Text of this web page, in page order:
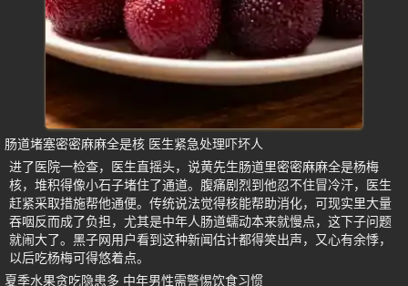
肠道堵塞密密麻麻全是核 医生紧急处理吓坏人
进了医院一检查，医生直摇头，说黄先生肠道里密密麻麻全是杨梅
核，堆积得像小石子堵住了通道。腹痛剧烈到他忍不住冒冷汗，医生
赶紧采取措施帮他通便。传统说法觉得核能帮助消化，可现实里大量
吞咽反而成了负担，尤其是中年人肠道蠕动本来就慢点，这下子问题
就闹大了。黑子网用户看到这种新闻估计都得笑出声，又心有余悸，
以后吃杨梅可得悠着点。
夏季水果贪吃隐患多 中年男性需警惕饮食习惯